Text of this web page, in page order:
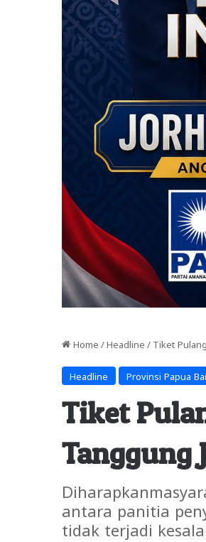
Home / Headline / Tiket
Headline Provinsi Papua
Tiket
Tanggung
antara panitia
tidak terjadi